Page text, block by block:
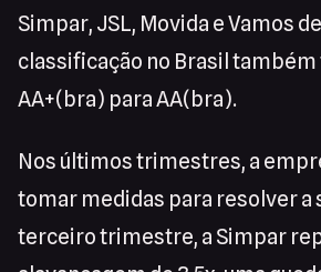
Simpar, JSL, Movida e Vamos de
classificação no Brasil também
AA+(bra) para AA(bra).
Nos últimos trimestres, a
tomar medidas para resolver a
terceiro trimestre, a Simpar